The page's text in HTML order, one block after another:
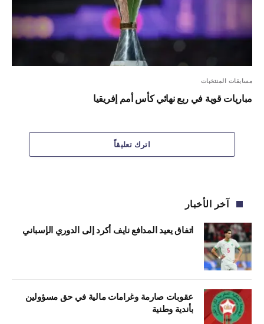
مسابقات المنتخبات
مباريات قوية في ربع نهائي كأس أمم إفريقيا
اترك تعليقاً
آخر الأخبار
اتفاق يعيد المدافع نايف أكرد إلى الدوري الإسباني
عقوبات صارمة وغرامات مالية في حق مسؤولين
بأندية وطنية